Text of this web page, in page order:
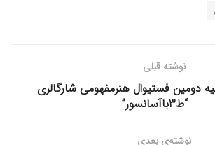
نوشته قبلی
دومین فستیوال هنرمفهومی شارگالری
“ط3باآسانسور”
نوشته‌ی بعدی